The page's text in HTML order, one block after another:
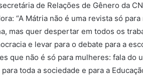
de Relações de Gênero da
“A Mátria não é uma revista só
mas quer despertar em todos os
e levar para o debate para a
que não é só para mulheres: fala do
toda a sociedade e para a